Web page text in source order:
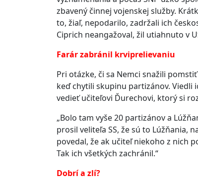
zbavený činnej vojenskej služby.
to, žiaľ, nepodarilo, zadržali ich
Ciprich neangažoval, žil utiahnuto v
Farár zabránil krviprelievaniu
Pri otázke, či sa Nemci snažili
keď chytili skupinu partizánov. Viedli
vedieť učiteľovi Ďurechovi, ktorý si
„Bolo tam vyše 20 partizánov a
prosil veliteľa SS, že sú to Lúžňania,
povedal, že ak učiteľ niekoho z nich
Tak ich všetkých zachránil.“
Dobrí a zlí?